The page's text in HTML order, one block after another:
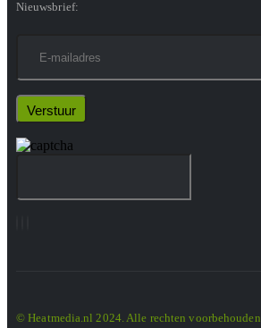
Nieuwsbrief:
© Heatmedia.nl 2024. Alle rechten voorbehouden